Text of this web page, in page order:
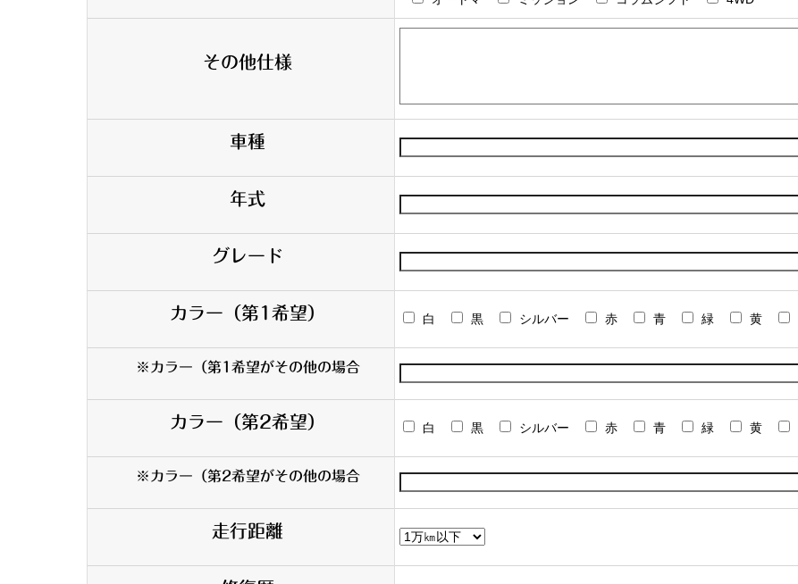
その他仕様
車種
年式
グレード
カラー（第1希望） 白 黒 シルバー 赤 青 緑 黄
※カラー（第1希望がその他の場合
カラー（第2希望） 白 黒 シルバー 赤 青 緑 黄
※カラー（第2希望がその他の場合
走行距離